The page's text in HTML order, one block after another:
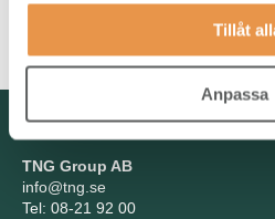
Tillåt
Anpassa
kommunikativ. Du trivs med att
skapa överblick och bidra där
Kontakta oss
TNG Group AB
info@tng.se
Tel: 08-21 92 00